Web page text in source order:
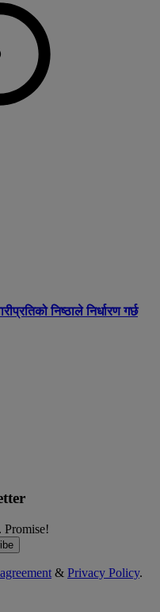
निष्ठाले निर्धारण गर्छ
Promise!
& Privacy Policy.